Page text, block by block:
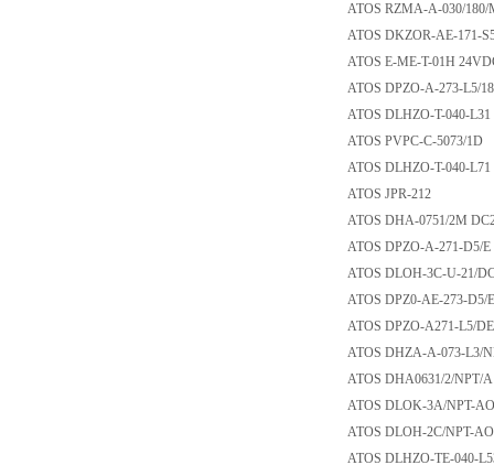
ATOS RZMA-A-
ATOS DKZOR-AE-
ATOS E-ME-T-01H
ATOS DPZO-A-
ATOS DLHZO-T-
ATOS PVPC-C-
ATOS DLHZO-T-
ATOS JPR-212
ATOS DHA-0751/
ATOS DPZO-A-
ATOS DLOH-3C-U-
ATOS DPZ0-AE-
ATOS DPZO-A271-
ATOS DHZA-A-073-
ATOS DHA0631/2/
ATOS DLOK-3A/
ATOS DLOH-2C/
ATOS DLHZO-TE-